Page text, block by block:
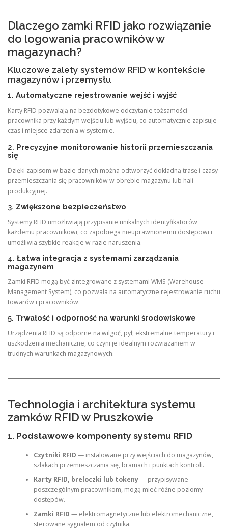
Dlaczego zamki RFID jako rozwiązanie
do logowania pracowników w
magazynach?
Kluczowe zalety systemów RFID w kontekście
magazynów i przemysłu
1. Automatyczne rejestrowanie wejść i wyjść
Karty RFID pozwalają na bezdotykowe odczytanie tożsamości
pracownika przy każdym wejściu lub wyjściu, co automatycznie zapisuje
czas i miejsce zdarzenia w systemie.
2. Precyzyjne monitorowanie historii przemieszczania
się
Dzięki zapisom w bazie danych można odtworzyć dokładną trasę i czasy
przemieszczania się pracowników w obrębie magazynu lub hali
produkcyjnej.
3. Zwiększone bezpieczeństwo
Systemy RFID umożliwiają przypisanie unikalnych identyfikatorów
każdemu pracownikowi, co zapobiega nieuprawnionemu dostępowi i
umożliwia szybkie reakcje w razie naruszenia.
4. Łatwa integracja z systemami zarządzania
magazynem
Zamki RFID mogą być zintegrowane z systemami WMS (Warehouse
Management System), co pozwala na automatyczne rejestrowanie ruchu
towarów i pracowników.
5. Trwałość i odporność na warunki środowiskowe
Urządzenia RFID są odporne na wilgoć, pył, ekstremalne temperatury i
uszkodzenia mechaniczne, co czyni je idealnym rozwiązaniem w
trudnych warunkach magazynowych.
Technologia i architektura systemu
zamków RFID w Pruszkowie
1. Podstawowe komponenty systemu RFID
Czytniki RFID — instalowane przy wejściach do magazynów,
szlakach przemieszczania się, bramach i punktach kontroli.
Karty RFID, breloczki lub tokeny— przypisywane
poszczególnym pracownikom, mogą mieć różne poziomy
dostępów.
Zamki RFID — elektromagnetyczne lub elektromechaniczne,
sterowane sygnałem od czytnika.